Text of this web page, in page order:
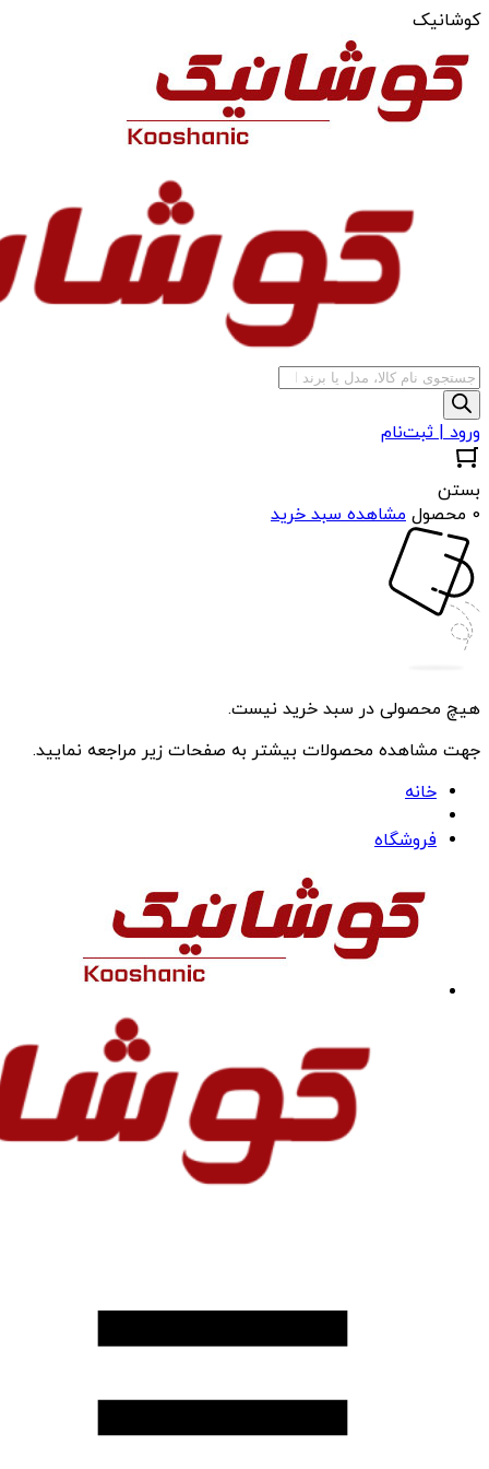
کوشانیک
جستجوی
محصولات
ورود | ثبت‌نام
بستن
0 محصول
مشاهده سبد خرید
هیچ محصولی در سبد خرید نیست.
جهت مشاهده محصولات بیشتر به صفحات زیر مراجعه نمایید.
خانه
فروشگاه